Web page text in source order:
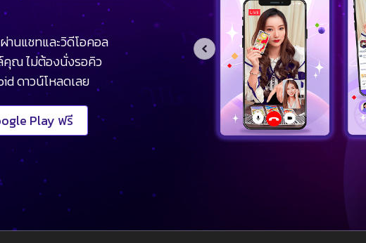
นแชทและวิดีโอคอล
คุณ ไม่ต้องนั่งรอคิว
ดาวน์โหลดเลย
Play ฟรี